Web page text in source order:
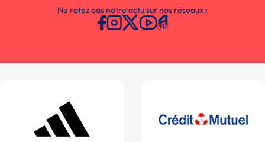
Ne ratez pas notre actu sur nos réseaux :